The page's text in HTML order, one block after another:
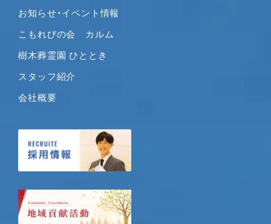
2019年10月
2019年9月
2019年8月
2019年4月
2019年3月
2019年2月
2019年1月
2018年12月
お知らせ・イベント情報
こもれびの会 カルム
樹木葬霊園 ひととき
スタッフ紹介
会社概要